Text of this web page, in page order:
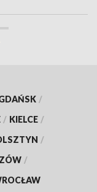
/
/ KIELCE /
/
/